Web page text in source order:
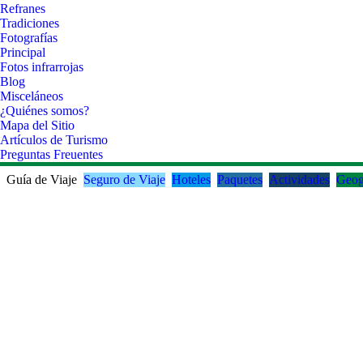
Refranes
Tradiciones
Fotografías
Principal
Fotos infrarrojas
Blog
Misceláneos
¿Quiénes somos?
Mapa del Sitio
Artículos de Turismo
Preguntas Freuentes
Guía de Viaje Seguro de Viaje Hoteles Paquetes Actividades